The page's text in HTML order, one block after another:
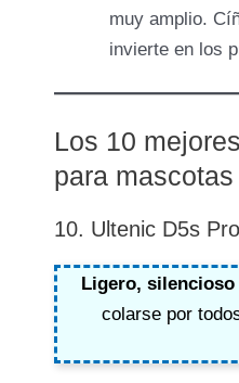
muy amplio.
invierte en los
Los 10
para mascotas
10. Ultenic D5s Pro
Ligero, silencioso
colarse por